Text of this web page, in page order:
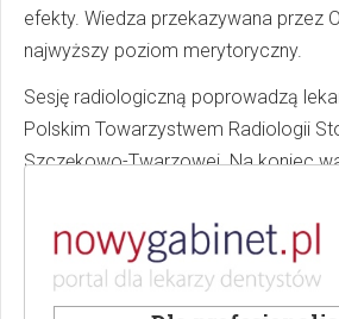
efekty. Wiedza przekazywana przez
najwyższy poziom merytoryczny.
Sesję radiologiczną poprowadzą
Polskim Towarzystwem Radiologii
Szczękowo-Twarzowej. Na koniec
odbędzie się XXXIX Naukowo-
Sekcji Protetyki Polskiego
Stomatologicznego.